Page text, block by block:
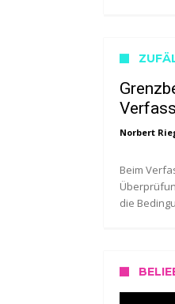
Norbert
Beim
die